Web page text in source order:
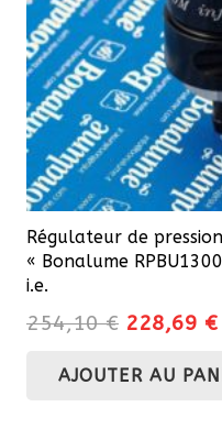
Régulateur de
« Bonalume
i.e.
254,10€ Le
initial
228,69 €
AJOUTER AU